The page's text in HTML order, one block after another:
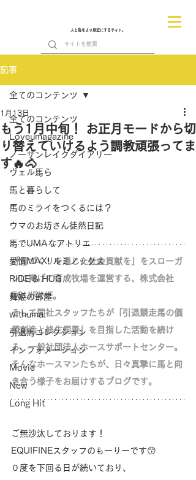
人と馬をより身近にするサイト。
記事
全てのコンテンツ
Loveumagazine
ノーザンレイクダイアリー
ヴェル馬ら
馬と暮らして
馬のミライをつくるには？
ウマのお坊さん徒然日記
馬でUMAなアトリエ
愛情MAX! ルミノックス
RIDE & HUG
舞姫の部屋
withuma.
引退馬コレクション
インフォメーション
Movie
New
Long Hit
全てのコンテンツ
もう1月中旬！ お正月モードから切
り替えていけるよう調教頑張ってま
す🔥🐴
1月13日
「馬づくりを通じた社会貢献を」をスローガ
ンに掲げて育成牧場を運営する、株式会社
EQUIFINE。
そして同社スタッフたちが「 引退競走馬の価
値創造と終生飼養」を目指した活動を続け
る、一般社団法人ホースサポートセンター。
そんなホースマンたちが、日々真摯に馬と向
き合う様子をお届けするブログです。
ご無沙汰しております！
EQUIFINEスタッフのもーりーです😙
０度を下回る日が続いており、